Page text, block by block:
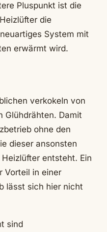
Pluspunkt ist die
die
System mit
erwärmt wird.
verkokeln von
Glühdrähten. Damit
ohne den
dieser ansonsten
entsteht. Ein
Vorteil in einer
lässt sich hier nicht
sind